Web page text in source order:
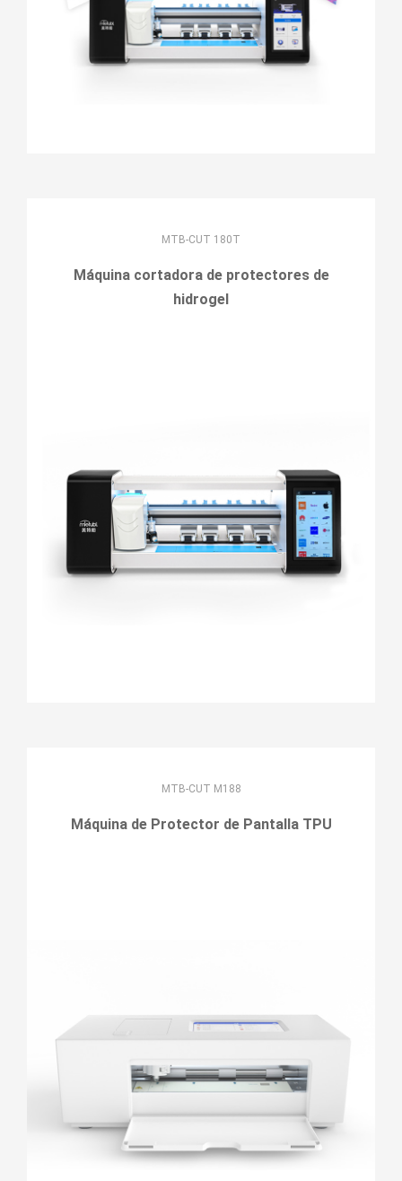
MTB-CUT 180T
Máquina cortadora de protectores de
hidrogel
MTB-CUT M188
Máquina de Protector de Pantalla TPU